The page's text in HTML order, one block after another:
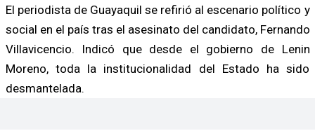
El periodista de Guayaquil se refirió al escenario político y
social en el país tras el asesinato del candidato, Fernando
Villavicencio. Indicó que desde el gobierno de Lenin
Moreno, toda la institucionalidad del Estado ha sido
desmantelada.